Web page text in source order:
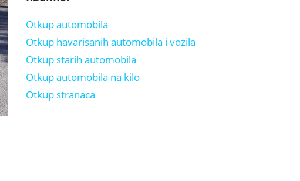
Otkup automobila
Otkup havarisanih automobila i vozila
Otkup starih automobila
Otkup automobila na kilo
Otkup stranaca